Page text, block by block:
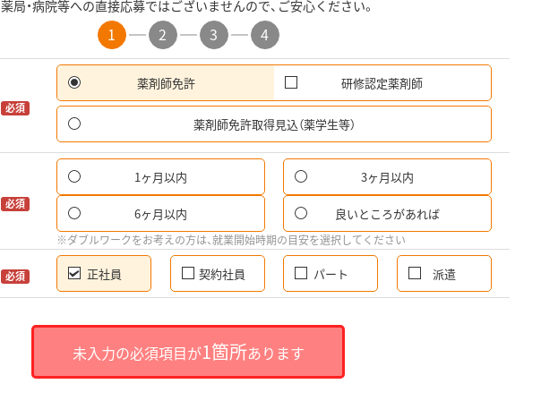
薬局・病院等への直接応募ではございませんので、ご安心ください。
1 2 3 4
必須
薬剤師免許 研修認定薬剤師
薬剤師免許取得見込（薬学生等）
必須
1ヶ月以内 3ヶ月以内
6ヶ月以内 良いところがあれば
※ダブルワークをお考えの方は、就業開始時期の目安を選択してください
必須 正社員 契約社員 パート 派遣
未入力の必須項目が1箇所あります